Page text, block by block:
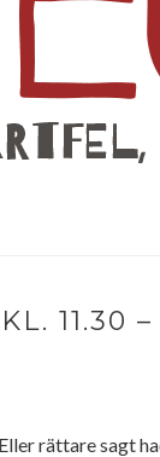
KL. 11.30
rättare sagt